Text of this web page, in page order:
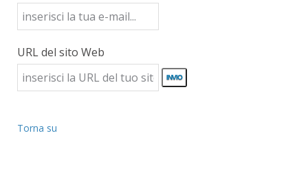
URL del sito Web
Torna su